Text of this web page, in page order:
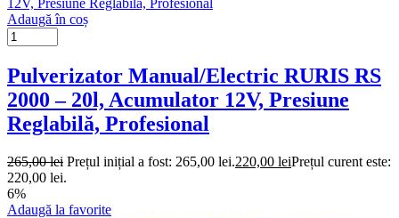
Adaugă în coș
Pulverizator Manual/Electric RURIS RS
2000 – 20l, Acumulator 12V, Presiune
Reglabilă, Profesional
265,00lei Prețul inițial a fost: 265,00 lei.220,00 leiPrețul curent este:
220,00 lei.
6%
Adaugă la favorite